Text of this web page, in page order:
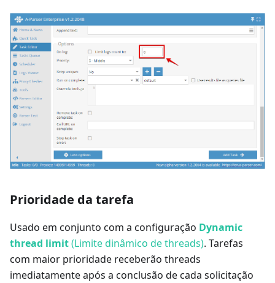
Prioridade da tarefa
Usado em conjunto com a configuração Dynamic
thread limit(Limite dinâmico de threads). Tarefas
com maior prioridade receberão threads
imediatamente após a conclusão de cada solicitação